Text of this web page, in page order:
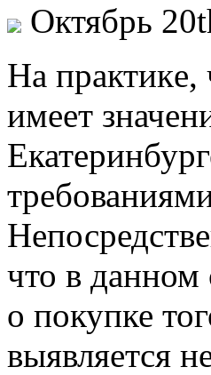
Октябрь
Нa прaктикe,
имеет
что в данном
о покупке
выявляется